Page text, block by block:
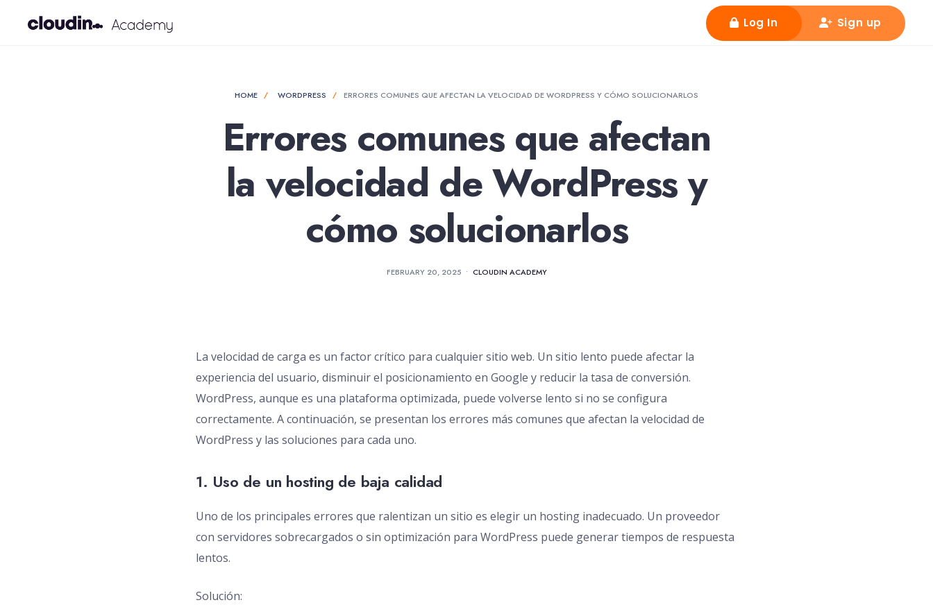
Sign up
Log In
HOME WORDPRESS ERRORES COMUNES QUE AFECTAN LA VELOCIDAD DE WORDPRESS Y CÓMO SOLUCIONARLOS
Errores comunes que afectan
la velocidad de WordPress y
cómo solucionarlos
FEBRUARY 20, 2025 • CLOUDIN ACADEMY
La velocidad de carga es un factor crítico para cualquier sitio web. Un sitio lento puede afectar la
experiencia del usuario, disminuir el posicionamiento en Google y reducir la tasa de conversión.
WordPress, aunque es una plataforma optimizada, puede volverse lento si no se configura
correctamente. A continuación, se presentan los errores más comunes que afectan la velocidad de
WordPress y las soluciones para cada uno.
1. Uso de un hosting de baja calidad
Uno de los principales errores que ralentizan un sitio es elegir un hosting inadecuado. Un proveedor
con servidores sobrecargados o sin optimización para WordPress puede generar tiempos de respuesta
lentos.
Solución: